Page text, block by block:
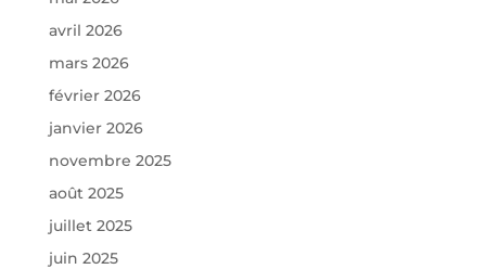
avril 2026
mars 2026
février 2026
janvier 2026
novembre 2025
août 2025
juillet 2025
juin 2025